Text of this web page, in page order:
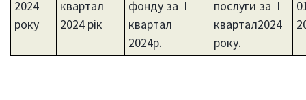
2024
року
квартал
2024 рік
фонду за І
квартал
2024р.
послуги за I
квартал2024
року.